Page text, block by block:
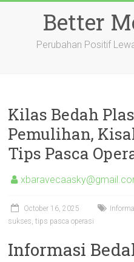
Better
Perubahan Positif
Kilas Bedah
Pemulihan,
Tips Pasca
October 16, 2025
sukses, tips pasca operasi
Informasi